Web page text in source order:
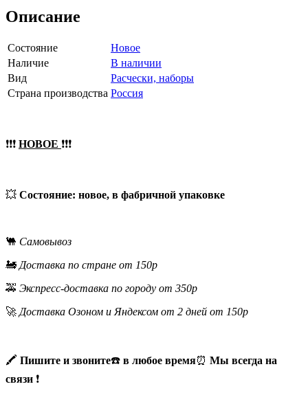
Описание
Состояние
Новое
Наличие
В наличии
Вид
Расчески, наборы
Страна производства Россия
❗❗❗ НОВОЕ ❗❗❗
💥 Состояние: новое, в фабричной упаковке
🐫 Самовывоз
🚂 Доставка по стране от 150р
🚕 Экспресс-доставка по городу от 350р
🚀 Доставка Озоном и Яндексом от 2 дней от 150р
🖍 Пишите и звоните☎️ в любое время⏰ Мы всегда на
связи ❗